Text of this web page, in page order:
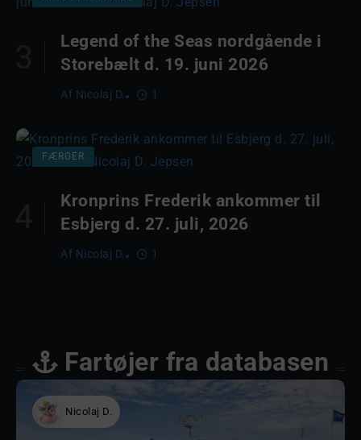
Legend of the Seas nordgående i
Storebælt d. 19. juni 2026
Af Nicolaj D. 1
FÆRGER
Kronprins Frederik ankommer til
Esbjerg d. 27. juli, 2026
Af Nicolaj D. 1
Fartøjer fra databasen
Nicolaj D.